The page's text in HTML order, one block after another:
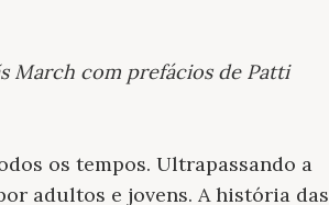
March com prefácios de Patti
os tempos. Ultrapassando a
adultos e jovens. A história das